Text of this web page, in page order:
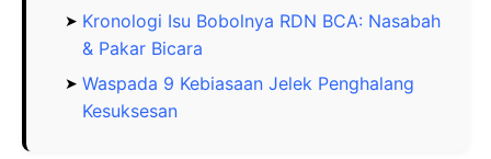
Kronologi Isu Bobolnya RDN BCA: Nasabah
& Pakar Bicara
Waspada 9 Kebiasaan Jelek Penghalang
Kesuksesan